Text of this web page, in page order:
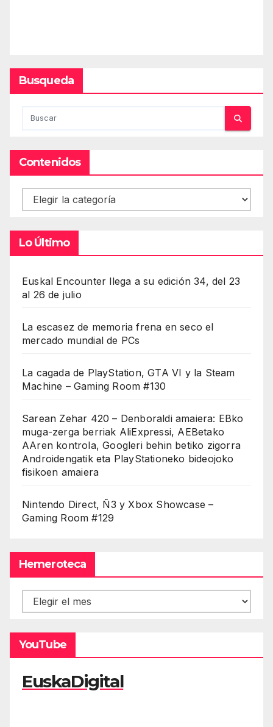
Busqueda
Contenidos
Contenidos
Lo Último
Euskal Encounter llega a su edición 34, del 23
al 26 de julio
La escasez de memoria frena en seco el
mercado mundial de PCs
La cagada de PlayStation, GTA VI y la Steam
Machine – Gaming Room #130
Sarean Zehar 420 – Denboraldi amaiera: EBko
muga-zerga berriak AliExpressi, AEBetako
AAren kontrola, Googleri behin betiko zigorra
Androidengatik eta PlayStationeko bideojoko
fisikoen amaiera
Nintendo Direct, Ñ3 y Xbox Showcase –
Gaming Room #129
Hemeroteca
Hemeroteca
YouTube
EuskaDigital